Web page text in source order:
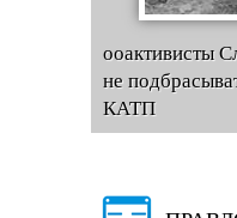
ооактивисты
не
КАТП